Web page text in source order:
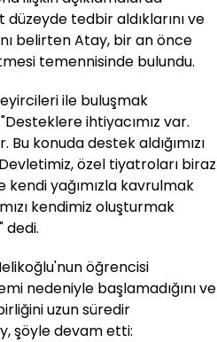
tedbir aldıklarını ve
belirten Atay, bir an önce
temennisinde bulundu.
ile buluşmak
ihtiyacımız var.
konuda destek aldığımızı
özel tiyatroları biraz
kendi yağımızla kavrulmak
kendimiz oluşturmak
dedi.
öğrencisi
nedeniyle başlamadığını ve
uzun süredir
şöyle devam etti: